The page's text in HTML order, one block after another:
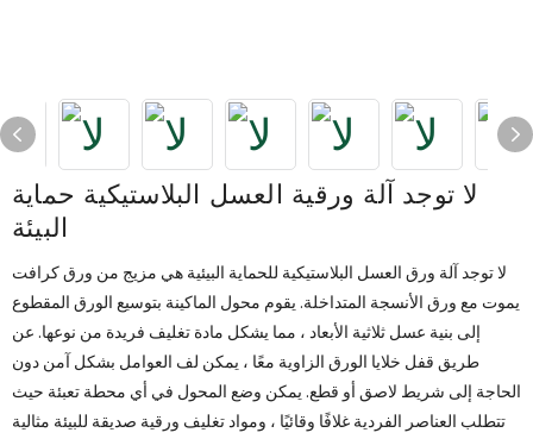
لا توجد آلة ورقية العسل البلاستيكية حماية
البيئة
لا توجد آلة ورق العسل البلاستيكية للحماية البيئية هي مزيج من ورق كرافت
يموت مع ورق الأنسجة المتداخلة. يقوم محول الماكينة بتوسيع الورق المقطوع
إلى بنية عسل ثلاثية الأبعاد ، مما يشكل مادة تغليف فريدة من نوعها. عن
طريق قفل خلايا الورق الزاوية معًا ، يمكن لف العوامل بشكل آمن دون
الحاجة إلى شريط لاصق أو قطع. يمكن وضع المحول في أي محطة تعبئة حيث
تتطلب العناصر الفردية غلافًا وقائيًا ، ومواد تغليف ورقية صديقة للبيئة مثالية